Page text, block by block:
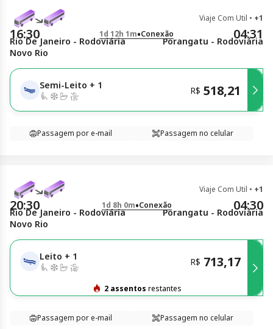
Viaje Com Util • +1
16:30 1d 12h 1m•Conexão 04:31
Rio De Janeiro - Rodoviária
Novo Rio
Porangatu - Rodoviária
Semi-Leito + 1 R$ 518,21
Passagem por e-mail Passagem no celular
Viaje Com Util • +1
20:30 1d 8h 0m•Conexão 04:30
Rio De Janeiro - Rodoviária
Novo Rio
Porangatu - Rodoviária
Leito + 1 R$ 713,17
2 assentos restantes
Passagem por e-mail Passagem no celular